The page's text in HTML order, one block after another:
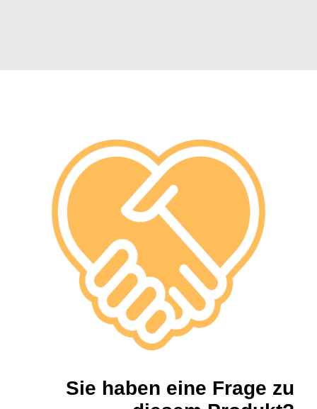
Sie haben eine Frage zu